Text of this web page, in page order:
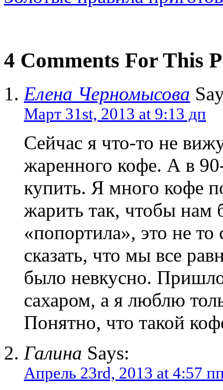
4 Comments For This
Елена Черномысова
Март 31st, 2013 at 9:13 дп
Сейчас я что-то не
жаренного кофе. А в
купить. Я много кофе
жарить так, чтобы нам
«попортила», это не то
сказать, что мы все
было невкусно.
сахаром, а я люблю
Понятно, что такой
Галина Says:
Апрель 23rd, 2013 at 4:57